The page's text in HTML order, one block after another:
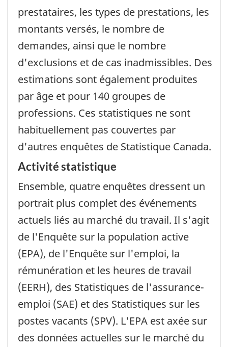
prestataires, les types de prestations, les
montants versés, le nombre de
demandes, ainsi que le nombre
d'exclusions et de cas inadmissibles. Des
estimations sont également produites
par âge et pour 140 groupes de
professions. Ces statistiques ne sont
habituellement pas couvertes par
d'autres enquêtes de Statistique Canada.
Activité statistique
Ensemble, quatre enquêtes dressent un
portrait plus complet des événements
actuels liés au marché du travail. Il s'agit
de l'Enquête sur la population active
(EPA), de l'Enquête sur l'emploi, la
rémunération et les heures de travail
(EERH), des Statistiques de l'assurance-
emploi (SAE) et des Statistiques sur les
postes vacants (SPV). L'EPA est axée sur
des données actuelles sur le marché du